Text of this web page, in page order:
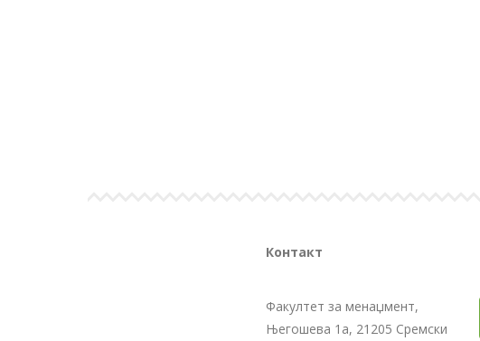
Контакт
Факултет за менаџмент,
Његошева 1а, 21205 Сремски